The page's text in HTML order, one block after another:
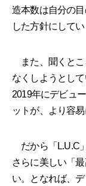
造本数は自分の
した方針にしてい
また、聞くとこ
なくしようとし
2019年にデビュ
ットが、より容易
だから「L.U.C
さらに美しい「
い。となれば、